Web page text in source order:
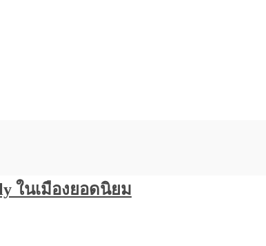
ในเมืองยอดนิยม